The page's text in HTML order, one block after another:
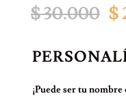
$30.000 El
$
¡Puede ser tu nombre